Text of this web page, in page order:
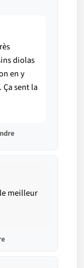
diolas
en y
sent la
meilleur